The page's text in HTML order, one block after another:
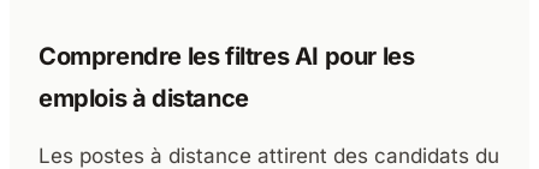
Comprendre les filtres AI pour les
emplois à distance
Les postes à distance attirent des candidats du